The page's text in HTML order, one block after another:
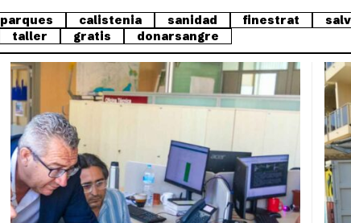
parques calistenia sanidad finestrat
taller gratis donarsangre